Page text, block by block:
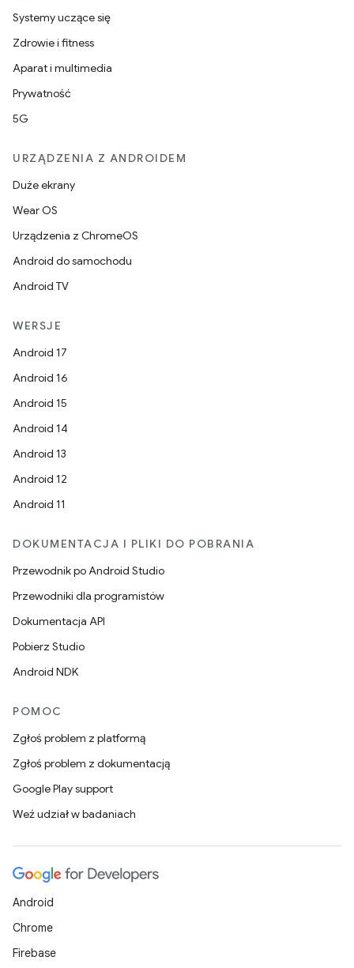
Systemy uczące się
Zdrowie i fitness
Aparat i multimedia
Prywatność
5G
URZĄDZENIA Z ANDROIDEM
Duże ekrany
Wear OS
Urządzenia z ChromeOS
Android do samochodu
Android TV
WERSJE
Android 17
Android 16
Android 15
Android 14
Android 13
Android 12
Android 11
DOKUMENTACJA I PLIKI DO POBRANIA
Przewodnik po Android Studio
Przewodniki dla programistów
Dokumentacja API
Pobierz Studio
Android NDK
POMOC
Zgłoś problem z platformą
Zgłoś problem z dokumentacją
Google Play support
Weź udział w badaniach
Android
Chrome
Firebase